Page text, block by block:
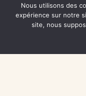
DIACRITIK
EN ATTENDANT NADEAU
Nous utilisons des
expérience sur notre
site, nous